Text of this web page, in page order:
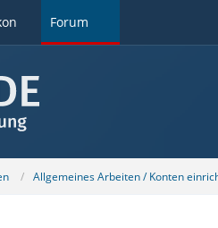
Forum
Allgemeines Arbeiten / Konten